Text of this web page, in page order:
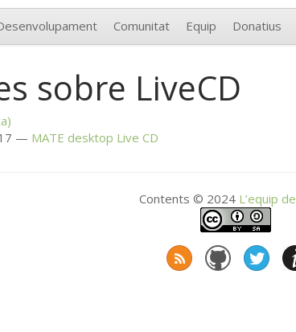
Comunitat Equip Donatius
sobre LiveCD
MATE desktop Live CD
Contents © 2024 L’equip de